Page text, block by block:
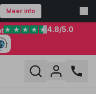
Meer info
4.8/5.0